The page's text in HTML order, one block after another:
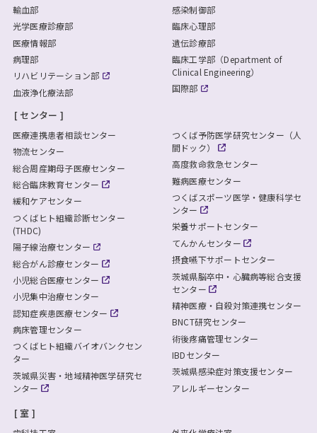
輸血部
光学医療診療部
医療情報部
病理部
リハビリテーション部
血液浄化療法部
感染制御部
臨床心理部
遺伝診療部
臨床工学部（Department of
Clinical Engineering）
国際部
センター
医療連携患者相談センター
物流センター
総合周産期母子医療センター
総合臨床教育センター
緩和ケアセンター
つくばヒト組織診断センター
(THDC)
陽子線治療センター
総合がん診療センター
小児総合医療センター
小児集中治療センター
認知症疾患医療センター
病床管理センター
つくばヒト組織バイオバンクセン
ター
茨城県災害・地域精神医学研究セ
ンター
つくば予防医学研究センター（人
間ドック）
高度救命救急センター
難病医療センター
つくばスポーツ医学・健康科学セ
ンター
栄養サポートセンター
てんかんセンター
摂食嚥下サポートセンター
茨城県脳卒中・心臓病等総合支援
センター
精神医療・自殺対策連携センター
BNCT研究センター
術後疼痛管理センター
IBDセンター
茨城県感染症対策支援センター
アレルギーセンター
室